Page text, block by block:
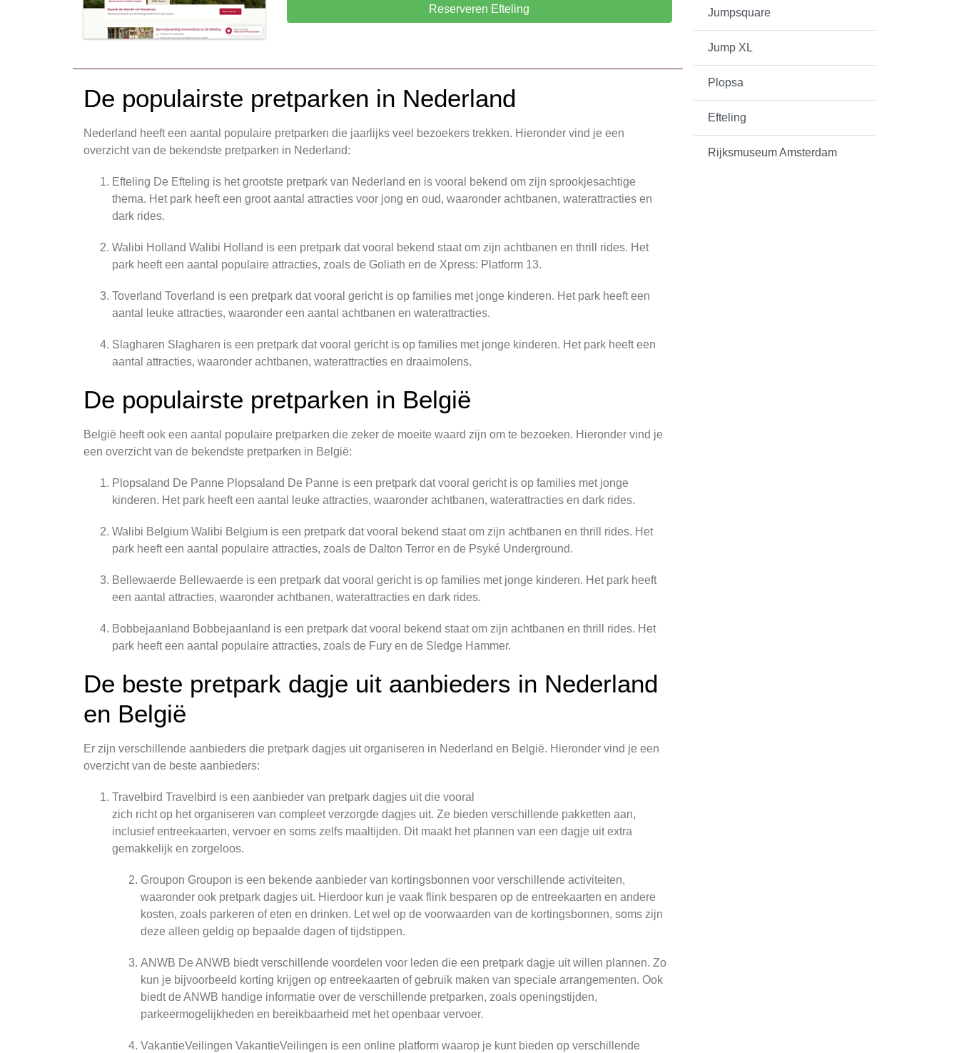
Jumpsquare
Jump XL
Plopsa
Efteling
Rijksmuseum Amsterdam
Reserveren Efteling
De populairste pretparken in Nederland
Nederland heeft een aantal populaire pretparken die jaarlijks veel bezoekers trekken. Hieronder vind je een
overzicht van de bekendste pretparken in Nederland:
Efteling De Efteling is het grootste pretpark van Nederland en is vooral bekend om zijn sprookjesachtige
thema. Het park heeft een groot aantal attracties voor jong en oud, waaronder achtbanen, waterattracties en
dark rides.
Walibi Holland Walibi Holland is een pretpark dat vooral bekend staat om zijn achtbanen en thrill rides. Het
park heeft een aantal populaire attracties, zoals de Goliath en de Xpress: Platform 13.
Toverland Toverland is een pretpark dat vooral gericht is op families met jonge kinderen. Het park heeft een
aantal leuke attracties, waaronder een aantal achtbanen en waterattracties.
Slagharen Slagharen is een pretpark dat vooral gericht is op families met jonge kinderen. Het park heeft een
aantal attracties, waaronder achtbanen, waterattracties en draaimolens.
De populairste pretparken in België
België heeft ook een aantal populaire pretparken die zeker de moeite waard zijn om te bezoeken. Hieronder vind je
een overzicht van de bekendste pretparken in België:
Plopsaland De Panne Plopsaland De Panne is een pretpark dat vooral gericht is op families met jonge
kinderen. Het park heeft een aantal leuke attracties, waaronder achtbanen, waterattracties en dark rides.
Walibi Belgium Walibi Belgium is een pretpark dat vooral bekend staat om zijn achtbanen en thrill rides. Het
park heeft een aantal populaire attracties, zoals de Dalton Terror en de Psyké Underground.
Bellewaerde Bellewaerde is een pretpark dat vooral gericht is op families met jonge kinderen. Het park heeft
een aantal attracties, waaronder achtbanen, waterattracties en dark rides.
Bobbejaanland Bobbejaanland is een pretpark dat vooral bekend staat om zijn achtbanen en thrill rides. Het
park heeft een aantal populaire attracties, zoals de Fury en de Sledge Hammer.
De beste pretpark dagje uit aanbieders in Nederland
en België
Er zijn verschillende aanbieders die pretpark dagjes uit organiseren in Nederland en België. Hieronder vind je een
overzicht van de beste aanbieders:
Travelbird Travelbird is een aanbieder van pretpark dagjes uit die vooral
zich richt op het organiseren van compleet verzorgde dagjes uit. Ze bieden verschillende pakketten aan,
inclusief entreekaarten, vervoer en soms zelfs maaltijden. Dit maakt het plannen van een dagje uit extra
gemakkelijk en zorgeloos.
Groupon Groupon is een bekende aanbieder van kortingsbonnen voor verschillende activiteiten,
waaronder ook pretpark dagjes uit. Hierdoor kun je vaak flink besparen op de entreekaarten en andere
kosten, zoals parkeren of eten en drinken. Let wel op de voorwaarden van de kortingsbonnen, soms zijn
deze alleen geldig op bepaalde dagen of tijdstippen.
ANWB De ANWB biedt verschillende voordelen voor leden die een pretpark dagje uit willen plannen. Zo
kun je bijvoorbeeld korting krijgen op entreekaarten of gebruik maken van speciale arrangementen. Ook
biedt de ANWB handige informatie over de verschillende pretparken, zoals openingstijden,
parkeermogelijkheden en bereikbaarheid met het openbaar vervoer.
VakantieVeilingen VakantieVeilingen is een online platform waarop je kunt bieden op verschillende